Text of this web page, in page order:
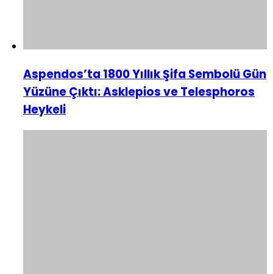
Aspendos’ta 1800 Yıllık Şifa Sembolü Gün
Yüzüne Çıktı: Asklepios ve Telesphoros
Heykeli